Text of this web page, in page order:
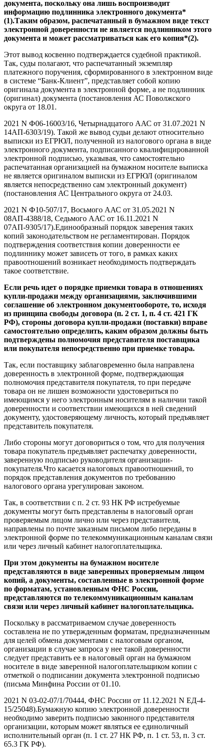
документа, поскольку она лишь воспроизводит
информацию подлинника электронного документа*
(1).Таким образом, распечатанный в бумажном виде текст
электронной доверенности не является подлинником этого
документа и может рассматриваться как его копия*(2).
Этот вывод косвенно подтверждается судебной практикой.
Так, суды полагают, что распечатанный экземпляр
платежного поручения, сформированного в электронном виде
в системе “Банк-Клиент”, представляет собой копию
оригинала документа в электронной форме, а не подлинник
(оригинал) документа (постановления АС Поволжского
округа от 18.01.
2021 N Ф06-16003/16, Четырнадцатого ААС от 31.07.2021 N
14АП-6303/19). Такой же вывод судьи делают относительно
выписки из ЕГРЮЛ, полученной из налогового органа в виде
электронного документа, подписанного квалифицированной
электронной подписью, указывая, что самостоятельно
распечатанная организацией на бумажном носителе выписка
не является оригиналом выписки из ЕГРЮЛ (оригиналом
является непосредственно сам электронный документ)
(постановления АС Центрального округа от 24.03.
2021 N Ф10-507/17, Восьмого ААС от 31.05.2021 N
08АП-4388/18, Седьмого ААС от 16.11.2021 N
07АП-9305/17).Единообразный порядок заверения таких
копий законодательством не регламентирован. Порядок
подтверждения соответствия копии доверенности ее
подлиннику может зависеть от того, в рамках каких
правоотношений возникает необходимость подтверждать
такое соответствие.
Если речь идет о порядке приемки товара в отношениях
купли-продажи между организациями, заключившими
соглашение об электронном документообороте, то, исходя
из принципа свободы договора (п. 2 ст. 1, п. 4 ст. 421 ГК
РФ), стороны договора купли-продажи (поставки) вправе
самостоятельно определить, каким образом должны быть
подтверждены полномочия представителя поставщика
или покупателя непосредственно при приемке товара.
Так, если поставщику заблаговременно была направлена
доверенность в электронной форме, подтверждающая
полномочия представителя покупателя, то при передаче
товара он не лишен возможности удостовериться по
имеющимся у него электронным носителям в наличии такой
доверенности и соответствии имеющихся в ней сведений
документу, удостоверяющему личность, который предъявляет
представитель покупателя.
Либо стороны могут договориться о том, что для получения
товара покупатель предъявляет распечатку доверенности,
заверенную подписью руководителя организации-
покупателя.Что касается налоговых правоотношений, то
порядок представления документов по требованию
налогового органа урегулирован законом.
Так, в соответствии с п. 2 ст. 93 НК РФ истребуемые
документы могут быть представлены в налоговый орган
проверяемым лицом лично или через представителя,
направлены по почте заказным письмом либо переданы в
электронной форме по телекоммуникационным каналам связи
или через личный кабинет налогоплательщика.
При этом документы на бумажном носителе
представляются в виде заверенных проверяемым лицом
копий, а документы, составленные в электронной форме
по форматам, установленным ФНС России,
представляются по телекоммуникационным каналам
связи или через личный кабинет налогоплательщика.
Поскольку в рассматриваемом случае доверенность
составлена не по утвержденным форматам, предназначенным
для целей обмена документами с налоговым органом,
организации в случае запроса у нее такой доверенности
следует представить ее в налоговый орган на бумажном
носителе в виде заверенной налогоплательщиком копии с
отметкой о подписании документа электронной подписью
(письма Минфина России от 01.10.
2021 N 03-02-07/1/70444, ФНС России от 11.12.2021 N ЕД-4-
15/25048).Бумажную копию электронной доверенности
необходимо заверить подписью законного представителя
организации, которым может являться ее единоличный
исполнительный орган (п. 1 ст. 27 НК РФ, п. 1 ст. 53, п. 3 ст.
65.3 ГК РФ).